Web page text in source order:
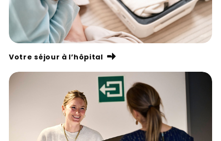
Votre séjour à l’hôpital